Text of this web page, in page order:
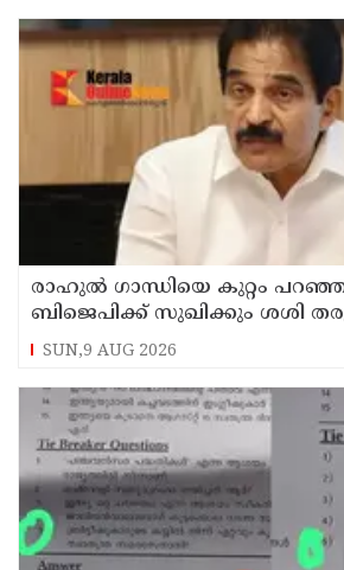
രാഹുല്‍ ഗാന്ധിയെ കുറ്റം
ബിജെപിക്ക് സുഖിക്കും ശശി
മറുപടിയുമായി കെ സി
SUN,9 AUG 2026